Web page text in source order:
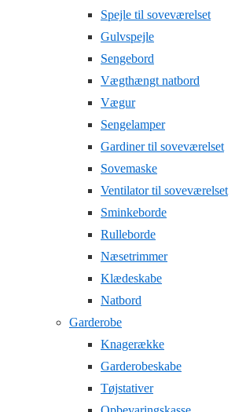
Spejle til soveværelset
Gulvspejle
Sengebord
Vægthængt natbord
Vægur
Sengelamper
Gardiner til soveværelset
Sovemaske
Ventilator til soveværelset
Sminkeborde
Rulleborde
Næsetrimmer
Klædeskabe
Natbord
Garderobe
Knagerække
Garderobeskabe
Tøjstativer